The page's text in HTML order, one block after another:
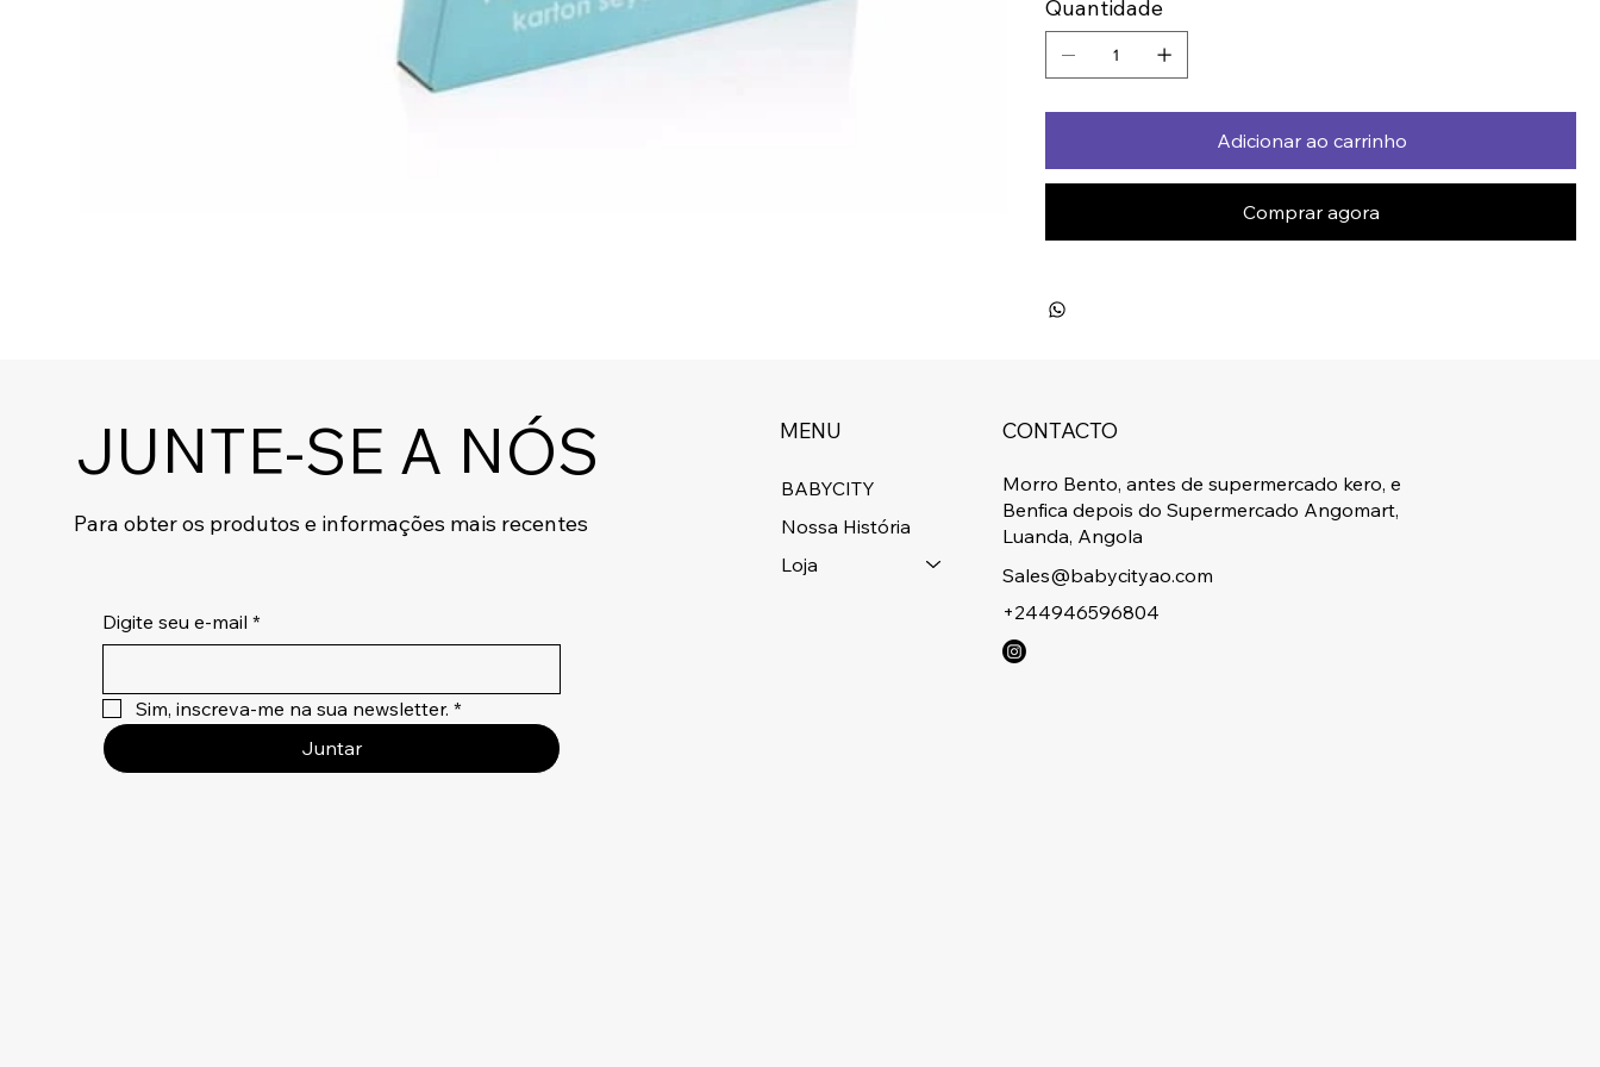
Quantidade
Adicionar ao carrinho
Comprar agora
JUNTE-SE A NÓS
Para obter os produtos e informações mais recentes
Digite seu e-mail *
Sim, inscreva-me na sua newsletter. *
Juntar
MENU
BABYCITY
Nossa História
Loja
CONTACTO
Morro Bento, antes de supermercado kero, e
Benfica depois do Supermercado Angomart,
Luanda, Angola
Sales@babycityao.com
+244946596804